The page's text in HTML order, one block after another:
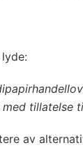
tillatelse
av